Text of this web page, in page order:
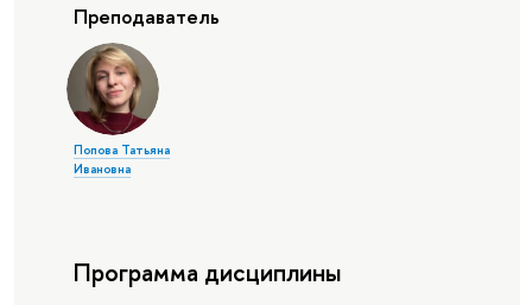
Преподаватель
Попова Татьяна
Ивановна
Программа дисциплины